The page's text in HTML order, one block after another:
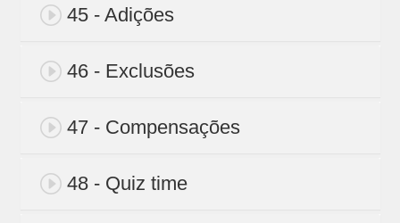
45 - Adições
46 - Exclusões
47 - Compensações
48 - Quiz time